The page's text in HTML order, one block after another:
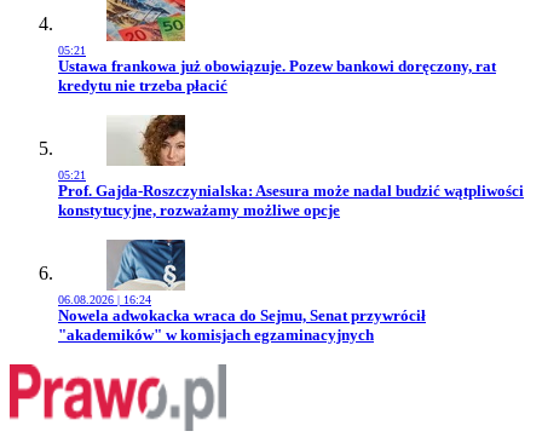
05:21
Przejdź do artykułu:
Ustawa frankowa już obowiązuje. Pozew bankowi doręczony, rat
kredytu nie trzeba płacić
05:21
Przejdź do artykułu:
Prof. Gajda-Roszczynialska: Asesura może nadal budzić wątpliwości
konstytucyjne, rozważamy możliwe opcje
06.08.2026 | 16:24
Przejdź do artykułu:
Nowela adwokacka wraca do Sejmu, Senat przywrócił
"akademików" w komisjach egzaminacyjnych